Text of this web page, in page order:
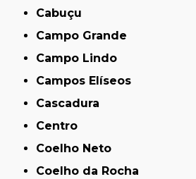
Cabuçu
Campo Grande
Campo Lindo
Campos Elíseos
Cascadura
Centro
Coelho Neto
Coelho da Rocha